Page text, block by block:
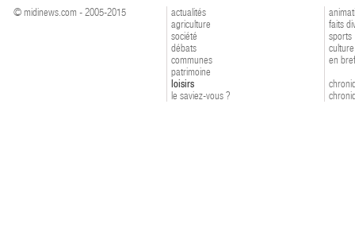
© midinews.com - 2005-2015
actualités
agriculture
société
débats
communes
patrimoine
loisirs
le saviez-vous ?
faits
sports
culture
en bref